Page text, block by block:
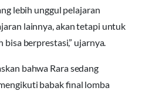
lebih unggul pelajaran
lainnya, akan tetapi untuk
bisa berprestasi,” ujarnya.
bahwa Rara sedang
babak final lomba